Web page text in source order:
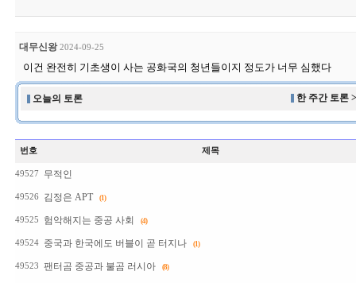
대무신왕 2024-09-25
이건 완전히 기초생이 사는 공화국의 청년들이지 정도가 너무 심했다
오늘의 토론 한 주간 토론
번호 제목
49527 무적인
49526 김정은 APT (1)
49525 험악해지는 중공 사회 (4)
49524 중국과 한국에도 버블이 곧 터지나 (1)
49523 팬터곰 중공과 불곰 러시아 (8)